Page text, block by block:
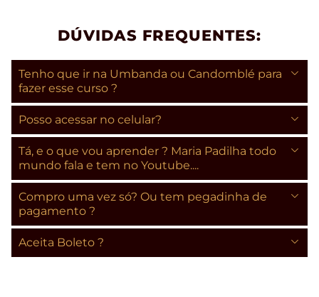
DÚVIDAS FREQUENTES:
Tenho que ir na Umbanda ou Candomblé para
fazer esse curso ?
Posso acessar no celular?
Tá, e o que vou aprender ? Maria Padilha todo
mundo fala e tem no Youtube....
Compro uma vez só? Ou tem pegadinha de
pagamento ?
Aceita Boleto ?